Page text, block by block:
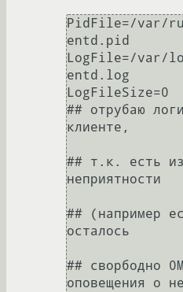
PidFile=/var/
entd.pid
LogFile=/var/
entd.log
LogFileSize=0
## отрубаю
клиенте,
## т.к. есть
неприятности
## (например
осталось
## сворбодно
оповещения о